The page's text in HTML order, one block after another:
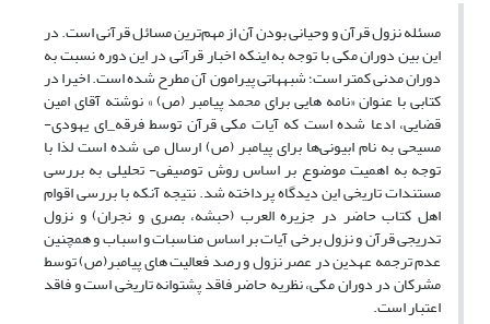
مسئله نزول قرآن و وحیانی بودن آن از مهم‌ترین مسائل قرآنی است. در
این بین دوران مکی با توجه به اینکه اخبار قرآنی در این دوره نسبت به
دوران مدنی کمتر است؛ شبههاتی پیرامون آن مطرح شده است. اخیرا در
کتابی با عنوان «نامه هایی برای محمد پیامبر (ص) » نوشته آقای امین
قضایی، ادعا شده است که آیات مکی قرآن توسط فرقه_ای یهودی-
مسیحی به نام ابیونی‌ها برای پیامبر (ص) ارسال می شده است لذا با
توجه به اهمیت موضوع بر اساس روش توصیفی- تحلیلی به بررسی
مستندات تاریخی این دیدگاه پرداخته شد. نتیجه آنکه با بررسی اقوام
اهل کتاب حاضر در جزیره العرب (حبشه، بصری و نجران) و نزول
تدریجی قرآن و نزول برخی آیات بر اساس مناسبات و اسباب و همچنین
عدم ترجمه عهدین در عصر نزول و رصد فعالیت های پیامبر(ص) توسط
مشرکان در دوران مکی، نظریه حاضر فاقد پشتوانه تاریخی است و فاقد
اعتبار است.